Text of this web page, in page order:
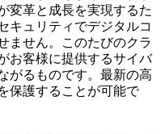
変革と成長を実現するた
キュリティでデジタルコ
ません。このたびのクラ
お客様に提供するサイバ
がるものです。最新の高
保護することが可能で